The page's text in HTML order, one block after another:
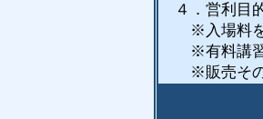
４．営利目
※入場料を
※有料講
※販売そ